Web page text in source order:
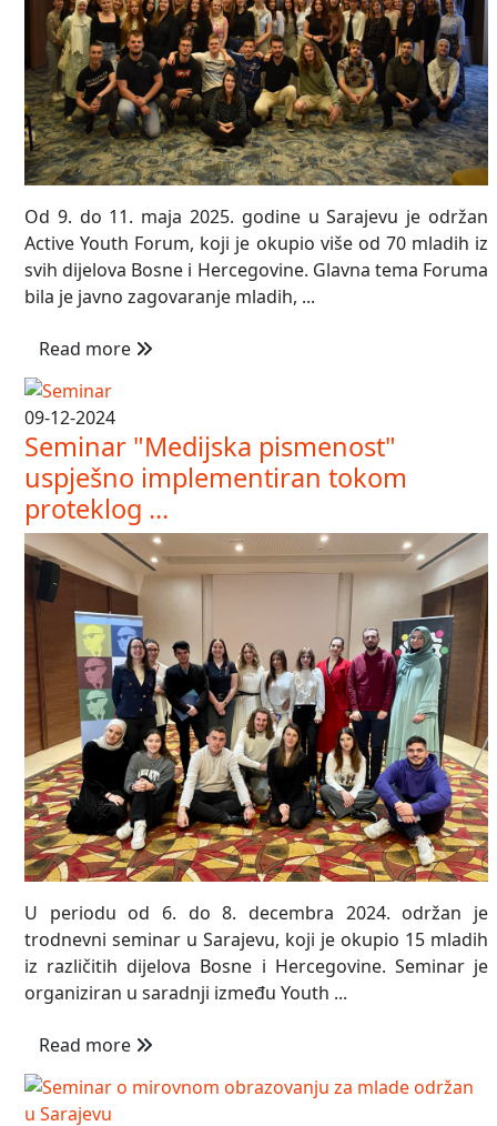
Od 9. do 11. maja 2025. godine u Sarajevu je održan
Active Youth Forum, koji je okupio više od 70 mladih iz
svih dijelova Bosne i Hercegovine. Glavna tema Foruma
bila je javno zagovaranje mladih, ...
Read more
09-12-2024
Seminar "Medijska pismenost"
uspješno implementiran tokom
proteklog ...
U periodu od 6. do 8. decembra 2024. održan je
trodnevni seminar u Sarajevu, koji je okupio 15 mladih
iz različitih dijelova Bosne i Hercegovine. Seminar je
organiziran u saradnji između Youth ...
Read more